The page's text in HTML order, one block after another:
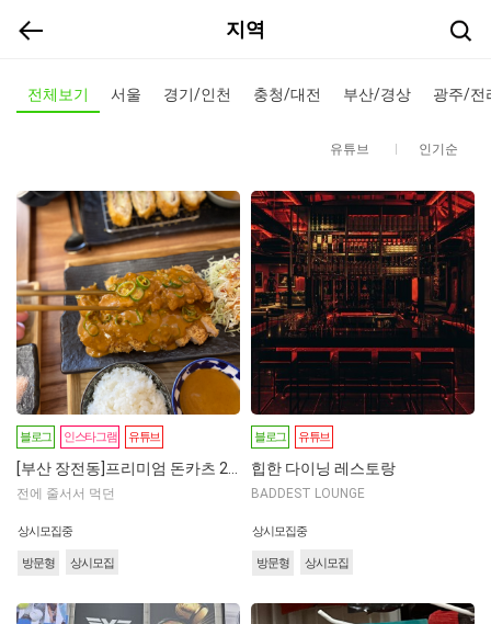
지역
전체보기 서울 경기/인천 충청/대전 부산/경상 광주/전
유튜브 인기순
블로그 인스타그램 유튜브
전에 줄서서 먹던
상시모집중
방문형 상시모집
블로그 유튜브
힙한 다이닝 레스토랑
BADDEST LOUNGE
상시모집중
방문형 상시모집